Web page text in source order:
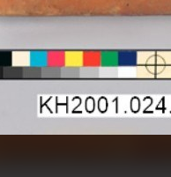
平台有限度公開瀏覽